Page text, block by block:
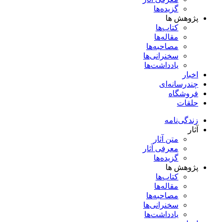
گزیده‌ها
پژوهش ها
کتاب‌ها
مقاله‌ها
مصاحبه‌ها
سخنرانی‌ها
یادداشت‌ها
اخبار
چندرسانه‌ای
فروشگاه
حلقات
زندگی‌نامه
آثار
متن آثار
معرفی آثار
گزیده‌ها
پژوهش ها
کتاب‌ها
مقاله‌ها
مصاحبه‌ها
سخنرانی‌ها
یادداشت‌ها